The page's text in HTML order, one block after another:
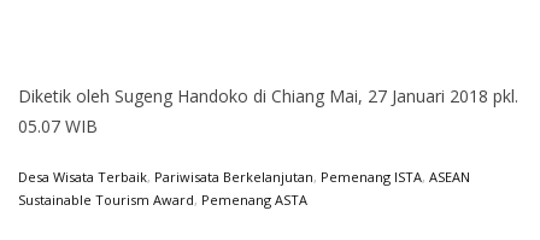
Diketik oleh Sugeng Handoko di Chiang Mai, 27 Januari 2018 pkl.
05.07 WIB
Desa Wisata Terbaik, Pariwisata Berkelanjutan, Pemenang ISTA, ASEAN
Sustainable Tourism Award, Pemenang ASTA